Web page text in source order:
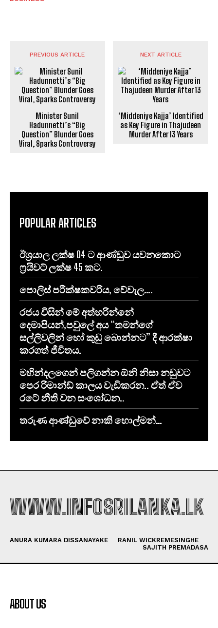
PREVIOUS ARTICLE
Minister Sunil
Hadunnetti’s “Big
Question” Blunder Goes
Viral, Sparks Controversy
NEXT ARTICLE
‘Middeniye Kajja’ Identified
as Key Figure in Thajudeen
Murder After 13 Years
POPULAR ARTICLES
ඊශ්‍රයාල ලක්ෂ 04 ට ආණ්ඩුව යවනකොට
ෆ්‍රයිවට් ලක්ෂ 45 කට.
පොලිස් පරීක්ෂකවරිය, වේවැල….
රජය විසින් මේ අත්හරින්නේ
දෙමාපියන්,පවුලේ අය “තමන්ගේ
සල්ලිවලින් හෝ කුඩු බොන්නට” දී ආරක්ෂා
කරගත් ජීවිතය.
මහින්දලගෙන් පලිගන්න ඕනි නිසා නඩුවට
පෙර රිමාන්ඩ් කාලය වැඩිකරන.. ඒත් ඒව
රටේ නීති වන සංශෝධන..
තරුණ ආණ්ඩුවේ නාකි හොල්මන්…
WWW.INFOSRILANKA.LK
ANURA KUMARA DISSANAYAKE
RANIL WICKREMESINGHE
SAJITH PREMADASA
ABOUT US